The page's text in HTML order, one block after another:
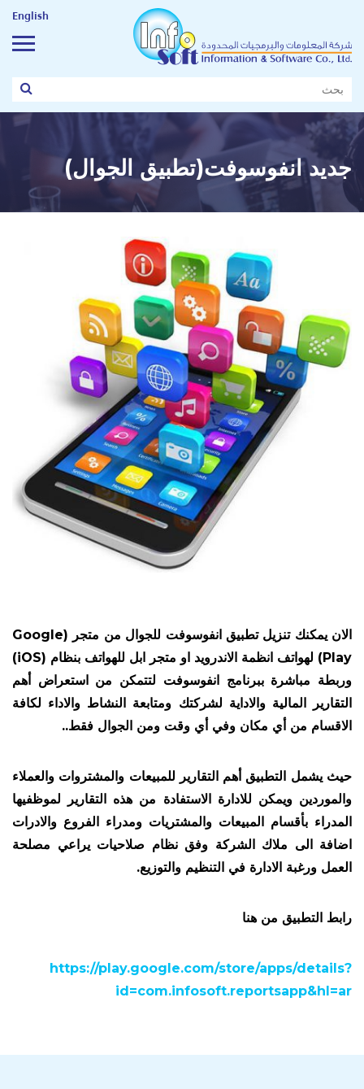
English
جديد انفوسوفت(تطبيق الجوال)
الان يمكنك تنزيل تطبيق انفوسوفت للجوال من متجر (Google
Play
) لهواتف انظمة الاندرويد او متجر ابل للهواتف بنظام (iOS)
وربطة مباشرة ببرنامج انفوسوفت لتتمكن من استعراض أهم
التقارير المالية والاداية لشركتك ومتابعة النشاط والاداء لكافة
الاقسام من أي مكان وفي أي وقت ومن الجوال فقط..
حيث يشمل التطبيق أهم التقارير للمبيعات والمشتروات والعملاء
والموردين ويمكن للادارة الاستفادة من هذه التقارير لموظفيها
المدراء بأقسام المبيعات والمشتريات ومدراء الفروع والادرات
اضافة الى ملاك الشركة وفق نظام صلاحيات يراعي مصلحة
العمل ورغبة الادارة في التنظيم والتوزيع.
رابط التطبيق من هنا
https://play.google.com/store/apps/details?
id=com.infosoft.reportsapp&hl=ar